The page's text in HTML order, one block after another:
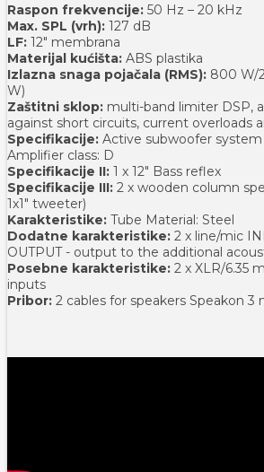
Raspon frekvencije: 50 Hz – 20 kHz
Max. SPL (vrh): 127 dB
LF: 12" membrana
Materijal kućišta: ABS plastika
Izlazna snaga pojačala (RMS): 800 W/
W)
Zaštitni sklop: multi-band limiter DSP,
against short circuits, current overloads
Specifikacije: Active subwoofer system
Amplifier class: D
Specifikacije II: 1 x 12" Bass reflex
Specifikacije III: 2 x wooden column
1x1" tweeter)
Karakteristike: Tube Material: Steel
Dodatne karakteristike: 2 x line/mic
OUTPUT - output to the additional
Posebne karakteristike: 2 x XLR/6.35
inputs
Pribor: 2 cables for speakers Speakon